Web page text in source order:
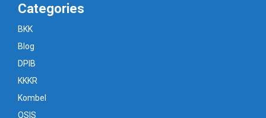
Categories
BKK
Blog
DPIB
KKKR
Kombel
OSIS